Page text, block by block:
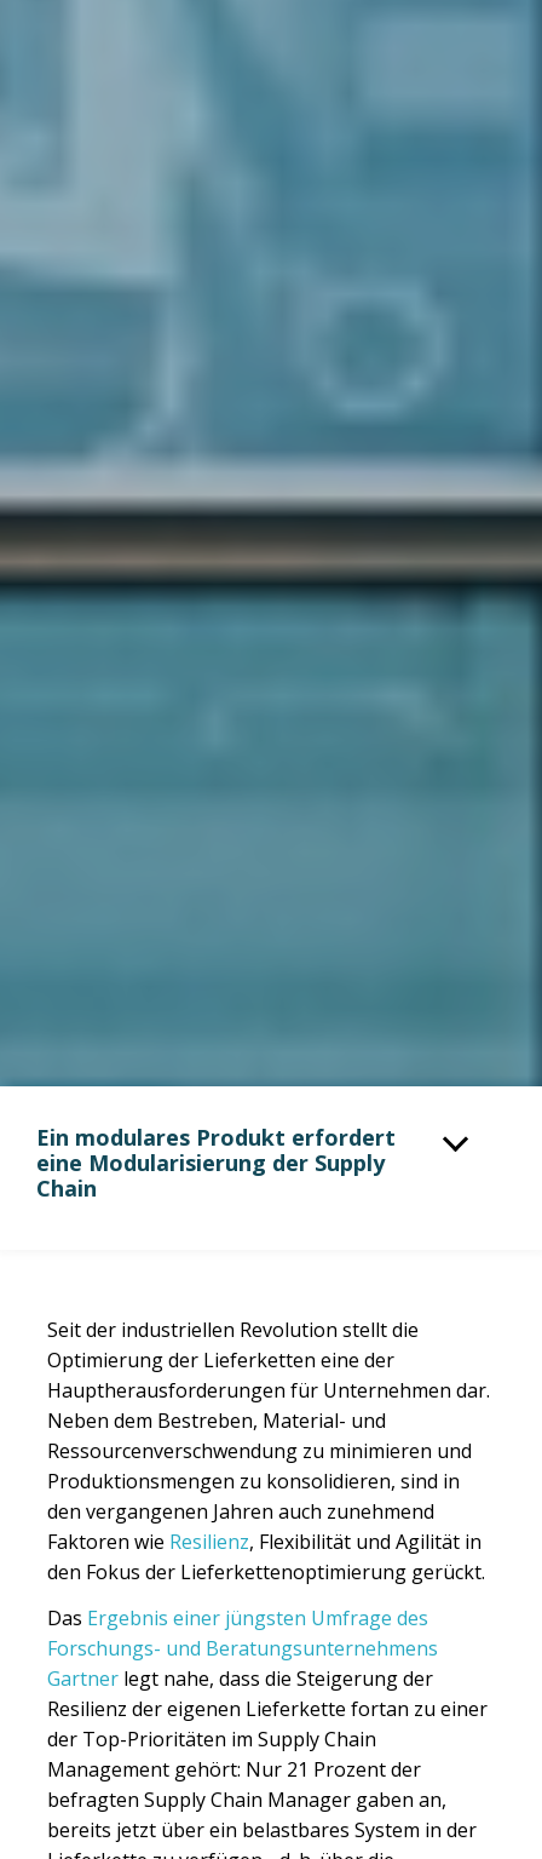
Ein modulares Produkt erfordert
eine Modularisierung der Supply
Chain
Seit der industriellen Revolution stellt die
Optimierung der Lieferketten eine der
Hauptherausforderungen für Unternehmen dar.
Neben dem Bestreben, Material- und
Ressourcenverschwendung zu minimieren und
Produktionsmengen zu konsolidieren, sind in
den vergangenen Jahren auch zunehmend
Faktoren wie Resilienz, Flexibilität und Agilität in
den Fokus der Lieferkettenoptimierung gerückt.
Das Ergebnis einer jüngsten Umfrage des
Forschungs- und Beratungsunternehmens
Gartner legt nahe, dass die Steigerung der
Resilienz der eigenen Lieferkette fortan zu einer
der Top-Prioritäten im Supply Chain
Management gehört: Nur 21 Prozent der
befragten Supply Chain Manager gaben an,
bereits jetzt über ein belastbares System in der